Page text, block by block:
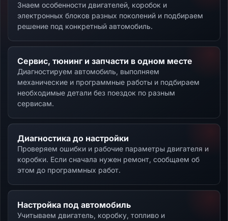
Знаем особенности двигателей, коробок и
электронных блоков разных поколений и подбираем
решение под конкретный автомобиль.
Сервис, тюнинг и запчасти в одном месте
Диагностируем автомобиль, выполняем
механические и программные работы и подбираем
необходимые детали без поездок по разным
сервисам.
Диагностика до настройки
Проверяем ошибки и рабочие параметры двигателя и
коробки. Если сначала нужен ремонт, сообщаем об
этом до программных работ.
Настройка под автомобиль
Учитываем двигатель, коробку, топливо и